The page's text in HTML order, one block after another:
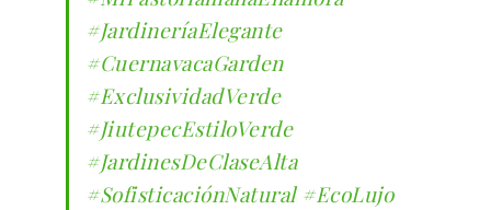
#JardineríaElegante
#CuernavacaGarden
#ExclusividadVerde
#JiutepecEstiloVerde
#JardinesDeClaseAlta
#SofisticaciónNatural #EcoLujo